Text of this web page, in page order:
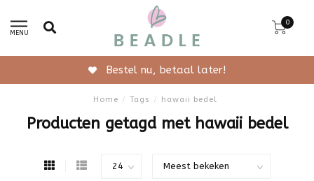
MENU
0
Bestel nu, betaal later!
Home / Tags / hawaii bedel
Producten getagd met hawaii bedel